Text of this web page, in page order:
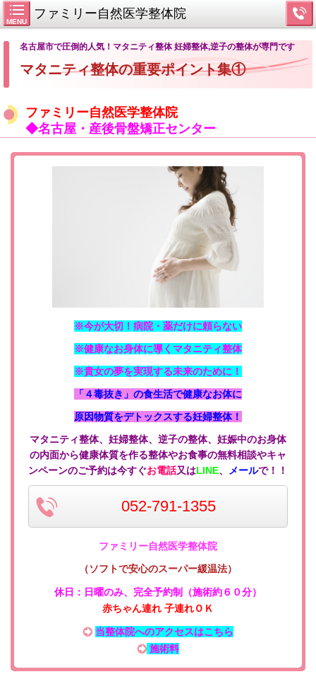
MENU
ファミリー自然医学整体院
名古屋市で圧倒的人気！マタニティ整体 妊婦整体,逆子の整体が専門です
マタニティ整体の重要ポイント集①
ファミリー自然医学整体院
◆名古屋・産後骨盤矯正センター
※今が大切！病院・薬だけに頼らない
※健康なお身体に導くマタニティ整体
※貴女の夢を実現する未来のために！
「４毒抜き」の食生活で健康なお体に
原因物質をデトックスする妊婦整体！
マタニティ整体、妊婦整体、逆子の整体、妊娠中のお身体
の内面から健康体質を作る整体やお食事の無料相談やキャ
ンペーンのご予約は今すぐお電話又はLINE、 メールで！！
052-791-1355
ファミリー自然医学整体院
（ソフトで安心のスーパー緩温法）
休日：日曜のみ、 完全予約制（施術約６０分）
赤ちゃん連れ 子連れＯＫ
当整体院へのアクセスはこちら
施術料